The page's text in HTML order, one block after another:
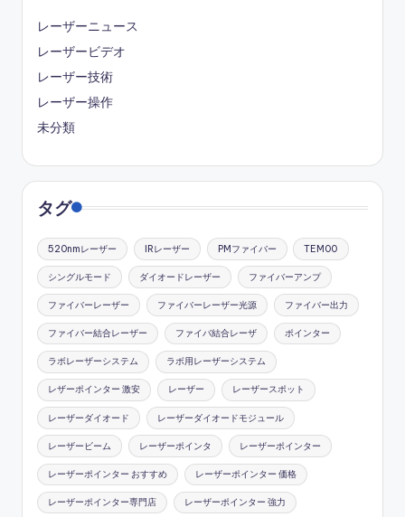
レーザーニュース
レーザービデオ
レーザー技術
レーザー操作
未分類
タグ
520nmレーザー IRレーザー PMファイバー TEM00
シングルモード ダイオードレーザー ファイバーアンプ
ファイバーレーザー ファイバーレーザー光源 ファイバー出力
ファイバー結合レーザー ファイバ結合レーザ ポインター
ラボレーザーシステム ラボ用レーザーシステム
レザーポインター 激安 レーザー レーザースポット
レーザーダイオード レーザーダイオードモジュール
レーザービーム レーザーポインタ レーザーポインター
レーザーポインター おすすめ レーザーポインター 価格
レーザーポインター専門店 レーザーポインター 強力